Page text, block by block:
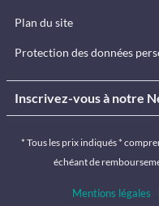
Plan du site
Protection des données
Inscrivez-vous à notre
* Tous les prix indiqués *
échéant de
Mentions légales